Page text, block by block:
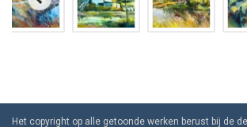
Het copyright op alle getoonde werken berust bij de